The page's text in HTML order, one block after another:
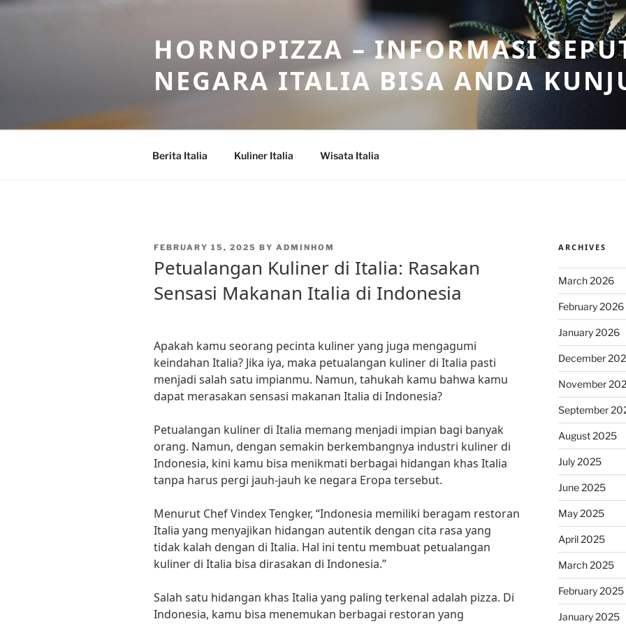
Skip
HORNOPIZZA – INFORMASI
NEGARA ITALIA BISA ANDA
Berita Italia Kuliner Italia Wisata Italia
POSTED
FEBRUARY 15, 2025 BY ADMINHOM
Petualangan Kuliner di Italia: Rasakan
Sensasi Makanan Italia di Indonesia
Apakah kamu seorang pecinta kuliner yang juga mengagumi
keindahan Italia? Jika iya, maka petualangan kuliner di Italia pasti
menjadi salah satu impianmu. Namun, tahukah kamu bahwa kamu
dapat merasakan sensasi makanan Italia di Indonesia?
Petualangan kuliner di Italia memang menjadi impian bagi banyak
orang. Namun, dengan semakin berkembangnya industri kuliner di
Indonesia, kini kamu bisa menikmati berbagai hidangan khas Italia
tanpa harus pergi jauh-jauh ke negara Eropa tersebut.
Menurut Chef Vindex Tengker, “Indonesia memiliki beragam restoran
Italia yang menyajikan hidangan autentik dengan cita rasa yang
tidak kalah dengan di Italia. Hal ini tentu membuat petualangan
kuliner di Italia bisa dirasakan di Indonesia.”
Salah satu hidangan khas Italia yang paling terkenal adalah pizza. Di
Indonesia, kamu bisa menemukan berbagai restoran yang
ARCHIVES
March 2026
February 2026
January 2026
December
November
September
August 2025
July 2025
June 2025
May 2025
April 2025
March 2025
February 2025
January 2025